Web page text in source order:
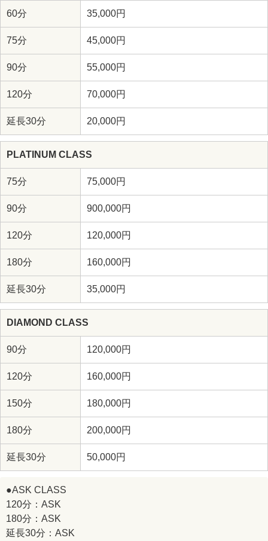
60分 35,000円
75分 45,000円
90分 55,000円
120分 70,000円
延長30分 20,000円
PLATINUM CLASS
75分 75,000円
90分 900,000円
120分 120,000円
180分 160,000円
延長30分 35,000円
DIAMOND CLASS
90分 120,000円
120分 160,000円
150分 180,000円
180分 200,000円
延長30分 50,000円
●ASK CLASS
120分：ASK
180分：ASK
延長30分：ASK